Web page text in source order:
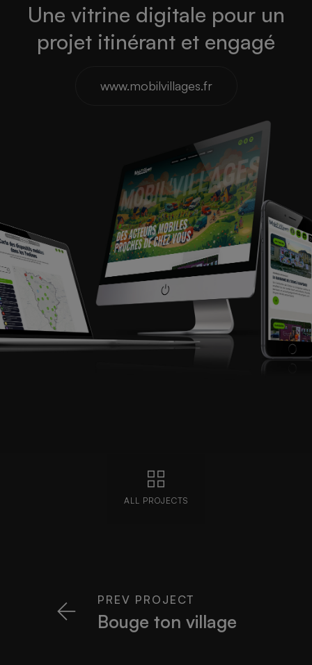
Une vitrine digitale pour un
projet itinérant et engagé
www.mobilvillages.fr
PREV PROJECT
Bouge ton village
ALL PROJECTS